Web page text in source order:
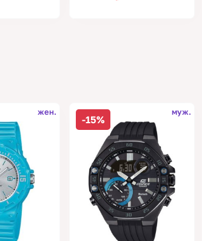
жен.
-15%
муж.